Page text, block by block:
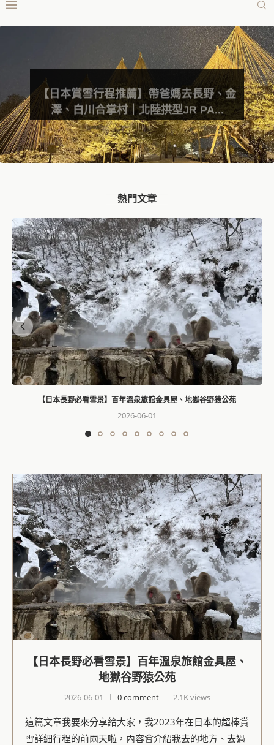
【日本賞雪行程推薦】帶爸媽去長野、金
澤、白川合掌村｜北陸拱型JR PA...
熱門文章
【日本長野必看雪景】百年溫泉旅館金具屋、地獄谷野猿公苑
2026-06-01
【日本長野必看雪景】百年溫泉旅館金具屋、
地獄谷野猿公苑
2026-06-01 0 comment 2.1K views
這篇文章我要來分享給大家，我2023年在日本的超棒賞
雪詳細行程的前兩天啦，內容會介紹我去的地方、去過